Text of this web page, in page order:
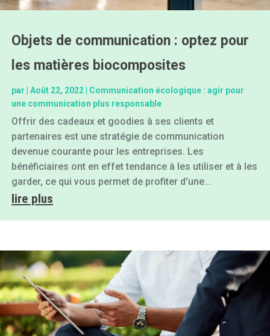
Objets de communication : optez pour
les matières biocomposites
par | Août 22, 2022| Communication écologique : agir pour
une communication plus responsable
Offrir des cadeaux et goodies à ses clients et
partenaires est une stratégie de communication
devenue courante pour les entreprises. Les
bénéficiaires ont en effet tendance à les utiliser et à les
garder, ce qui vous permet de profiter d'une...
lire plus